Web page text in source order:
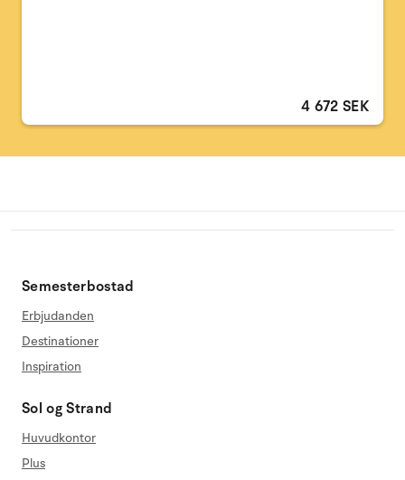
4 672 SEK
Semesterbostad
Erbjudanden
Destinationer
Inspiration
Sol og Strand
Huvudkontor
Plus